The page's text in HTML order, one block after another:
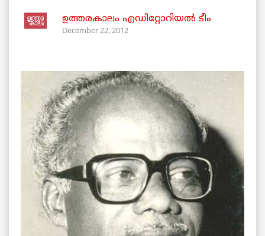
ഉത്തരകാലം എഡിറ്റോറിയല്‍ ടീം
December 22, 2012